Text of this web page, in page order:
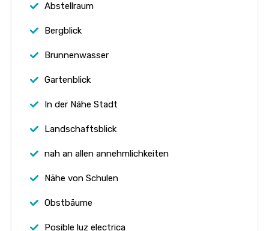
Abstellraum
Bergblick
Brunnenwasser
Gartenblick
In der Nähe Stadt
Landschaftsblick
nah an allen annehmlichkeiten
Nähe von Schulen
Obstbäume
Posible luz electrica